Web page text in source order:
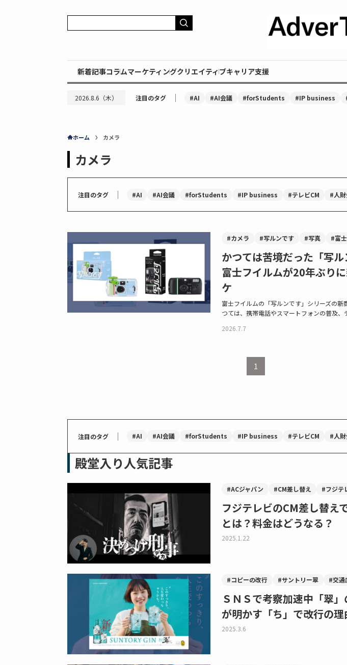
新着記事コラムマーケティングクリエイティブキャリア支援
2026.8.6（木） 注目のタグ ｜ #AI #AI会議 #forStudents #IP business
ホーム カメラ
カメラ
注目のタグ ｜ #AI #AI会議 #forStudents #IP business #テレビCM #人
#カメラ #写ルンです #写真 #富
かつては苦境だった「写
富士フイルムが20年ぶり
ケ
富士フイルムの「写ルンです」シリーズの
つては、携帯電話やスマートフォンの普及、
2026.7.7
1
注目のタグ ｜ #AI #AI会議 #forStudents #IP business #テレビCM #人
殿堂入り人気記事
#ACジャパン #CM差し替え #フジテ
フジテレビのCM差し替え
とは？料金はどうなる？
2025.1.22
#コピーの改行 #サントリー翠 #交通
ＳＮＳで考察加速中「翠
が明かす「ち」で改行の理
2025.3.6